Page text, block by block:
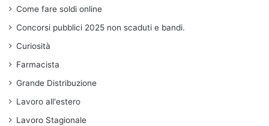
Come fare soldi online
Concorsi pubblici 2025 non scaduti e bandi.
Curiosità
Farmacista
Grande Distribuzione
Lavoro all'estero
Lavoro Stagionale